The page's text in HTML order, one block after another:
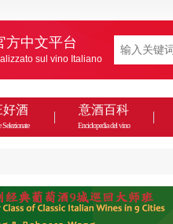
方中文平台
sul vino Italiano
好酒 意酒百科
Enciclopedia del vino